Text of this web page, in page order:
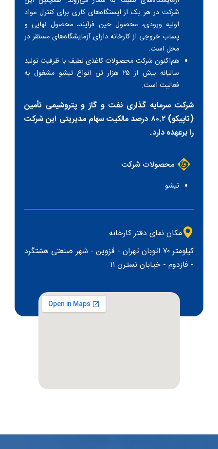
شرکت در هر یک از ایستگاه‌های کاری برای کنترل مواد
اولیه ورودی، محصول حین فرآیند، محصول نهایی و
پساب خروجی از کارخانه دارای آزمایشگاه‌های مستقر در
محل است.
هم‌اکنون شرکت محصولات کاغذی لطیف با ظرفیت تولید
سالیانه بیش از ۲۵ هزار تن انواع تیشو مشغول به
فعالیت است.
شرکت سرمایه گذاری نفت و گاز و پتروشیمی تأمین
(تاپیکو) ۸۰.۲ درصد مالکیت سهام مدیریتی این شرکت
را برعهده دارد.
محصولات شرکت
تیشو
مکان نمای دفتر کارخانه
کیلومتر ۷۰ اتوبان تهران - قزوین - شهر صنعتی هشتگرد
- فازدوم - خیابان نسترن ۱۱